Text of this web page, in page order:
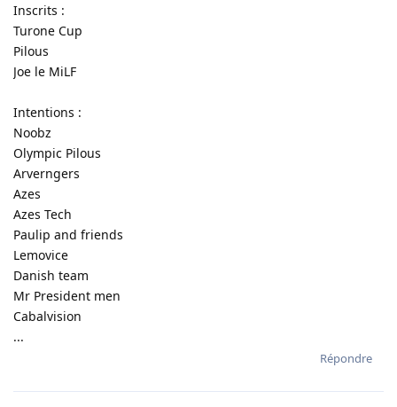
Inscrits :
Turone Cup
Pilous
Joe le MiLF
Intentions :
Noobz
Olympic Pilous
Arverngers
Azes
Azes Tech
Paulip and friends
Lemovice
Danish team
Mr President men
Cabalvision
...
Répondre